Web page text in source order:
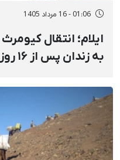
01:06 - 16 مرداد 1405
ایلام؛ انتقال
به